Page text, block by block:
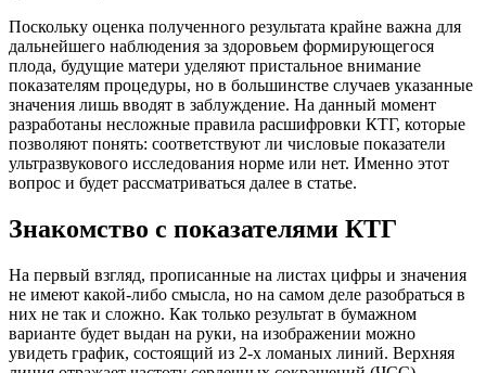
Поскольку оценка полученного результата крайне важна для
дальнейшего наблюдения за здоровьем формирующегося
плода, будущие матери уделяют пристальное внимание
показателям процедуры, но в большинстве случаев указанные
значения лишь вводят в заблуждение. На данный момент
разработаны несложные правила расшифровки КТГ, которые
позволяют понять: соответствуют ли числовые показатели
ультразвукового исследования норме или нет. Именно этот
вопрос и будет рассматриваться далее в статье.
Знакомство с показателями КТГ
На первый взгляд, прописанные на листах цифры и значения
не имеют какой-либо смысла, но на самом деле разобраться в
них не так и сложно. Как только результат в бумажном
варианте будет выдан на руки, на изображении можно
увидеть график, состоящий из 2-х ломаных линий. Верхняя